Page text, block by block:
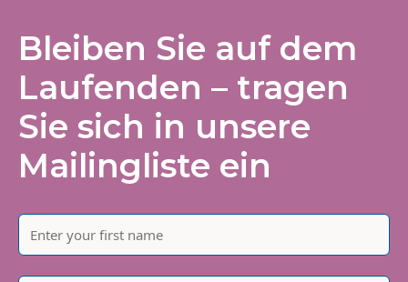
Bleiben Sie auf dem
Laufenden – tragen
Sie sich in unsere
Mailingliste ein